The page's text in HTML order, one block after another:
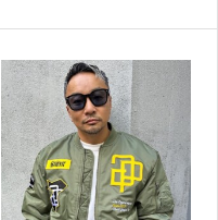
¥6,600
–
¥7,200